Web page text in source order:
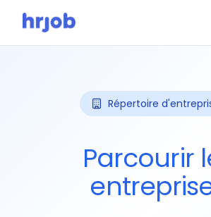
Répertoire
Parcourir